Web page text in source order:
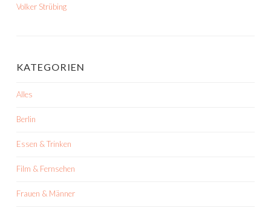
Volker Strübing
KATEGORIEN
Alles
Berlin
Essen & Trinken
Film & Fernsehen
Frauen & Männer